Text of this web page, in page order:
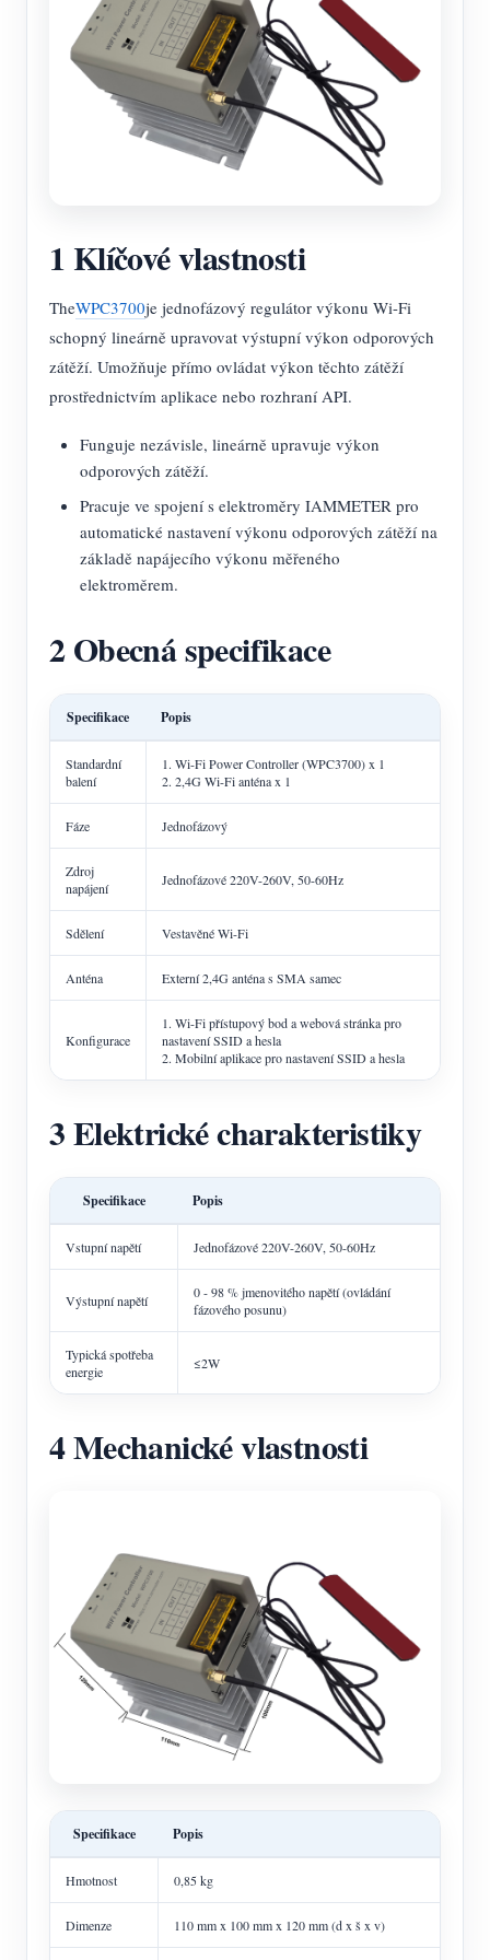
1 Klíčové vlastnosti
TheWPC3700je jednofázový regulátor výkonu Wi-Fi
schopný lineárně upravovat výstupní výkon odporových
zátěží. Umožňuje přímo ovládat výkon těchto zátěží
prostřednictvím aplikace nebo rozhraní API.
Funguje nezávisle, lineárně upravuje výkon
odporových zátěží.
Pracuje ve spojení s elektroměry IAMMETER pro
automatické nastavení výkonu odporových zátěží na
základě napájecího výkonu měřeného
elektroměrem.
2 Obecná specifikace
Specifikace Popis
Standardní
balení
1. Wi-Fi Power Controller (WPC3700) x 1
2. 2,4G Wi-Fi anténa x 1
Fáze Jednofázový
Zdroj
napájení
Jednofázové 220V-260V, 50-60Hz
Sdělení Vestavěné Wi-Fi
Anténa Externí 2,4G anténa s SMA samec
Konfigurace
1. Wi-Fi přístupový bod a webová stránka pro
nastavení SSID a hesla
2. Mobilní aplikace pro nastavení SSID a hesla
3 Elektrické charakteristiky
Specifikace Popis
Vstupní napětí Jednofázové 220V-260V, 50-60Hz
Výstupní napětí
0 - 98 % jmenovitého napětí (ovládání
fázového posunu)
Typická spotřeba
energie
≤2W
4 Mechanické vlastnosti
Specifikace Popis
Hmotnost 0,85 kg
Dimenze 110 mm x 100 mm x 120 mm (d x š x v)